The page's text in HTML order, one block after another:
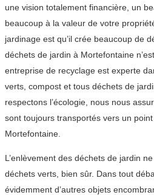
une vision totalement financière, un
beaucoup à la valeur de votre
jardinage est qu’il crée beaucoup de
déchets de jardin à Mortefontaine
entreprise de recyclage est experte
verts, compost et tous déchets de
respectons l’écologie, nous nous
sont toujours transportés vers un
Mortefontaine.
L’enlèvement des déchets de jardin
déchets verts, bien sûr. Dans tout
évidemment d’autres objets